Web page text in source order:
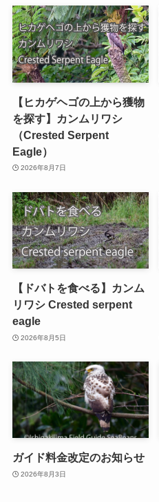
【ヒカゲヘゴの上から獲物
を探す】カンムリワシ
（Crested Serpent
Eagle）
2026年8月7日
【ドバトを食べる】カンム
リワシ Crested serpent
eagle
2026年8月5日
ガイド料金改定のお知らせ
2026年8月3日